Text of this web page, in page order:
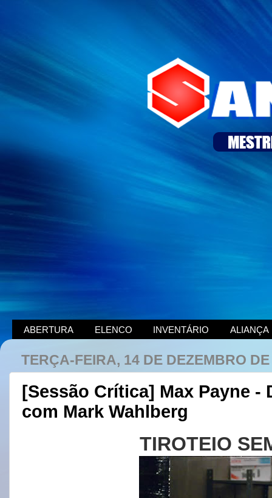
ABERTURA ELENCO INVENTÁRIO ALIANÇA
TERÇA-FEIRA, 14 DE DEZEMBRO
[Sessão Crítica] Max Payne -
com Mark Wahlberg
TIROTEIO